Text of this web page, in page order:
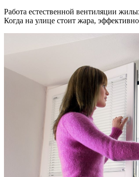
Работа естественной вентиляции
Когда на улице стоит жара,